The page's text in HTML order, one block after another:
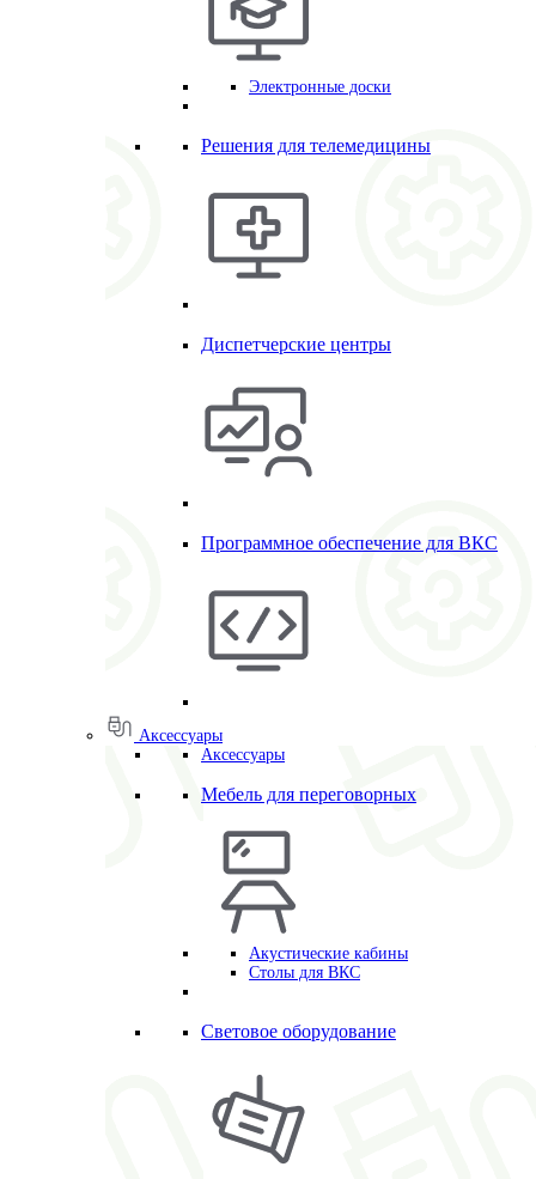
Электронные доски
Решения для телемедицины
Диспетчерские центры
Программное обеспечение для ВКС
Аксессуары
Аксессуары
Мебель для переговорных
Акустические кабины
Столы для ВКС
Световое оборудование